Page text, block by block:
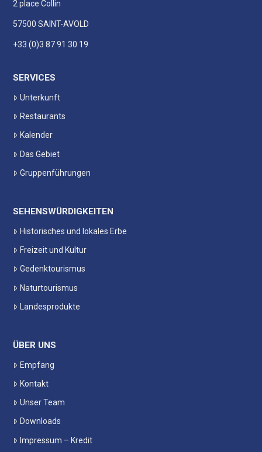
2 place Collin
57500 SAINT-AVOLD
+33 (0)3 87 91 30 19
SERVICES
Unterkunft
Restaurants
Kalender
Das Gebiet
Gruppenführungen
SEHENSWÜRDIGKEITEN
Historisches und lokales Erbe
Freizeit und Kultur
Gedenktourismus
Naturtourismus
Landesprodukte
ÜBER UNS
Empfang
Kontakt
Unser Team
Downloads
Impressum – Kredit